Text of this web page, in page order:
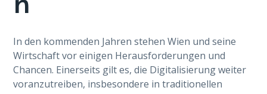
In den kommenden Jahren stehen Wien und seine
Wirtschaft vor einigen Herausforderungen und
Chancen. Einerseits gilt es, die Digitalisierung weiter
voranzutreiben, insbesondere in traditionellen